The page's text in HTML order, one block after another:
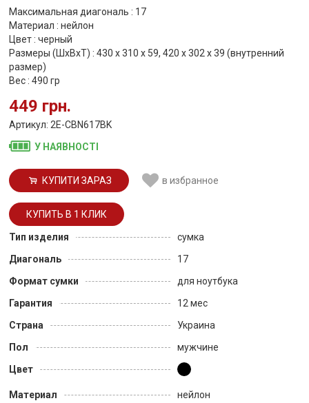
Максимальная диагональ : 17
Материал : нейлон
Цвет : черный
Размеры (ШхВхТ) : 430 x 310 x 59, 420 x 302 x 39 (внутренний
размер)
Вес : 490 гр
449 грн.
Артикул: 2E-CBN617BK
У НАЯВНОСТІ
КУПИТИ ЗАРАЗ в избранное
Тип изделия
сумка
Диагональ
17
Формат сумки
для ноутбука
Гарантия
12 мес
Страна
Украина
Пол
мужчине
Цвет
Материал
нейлон